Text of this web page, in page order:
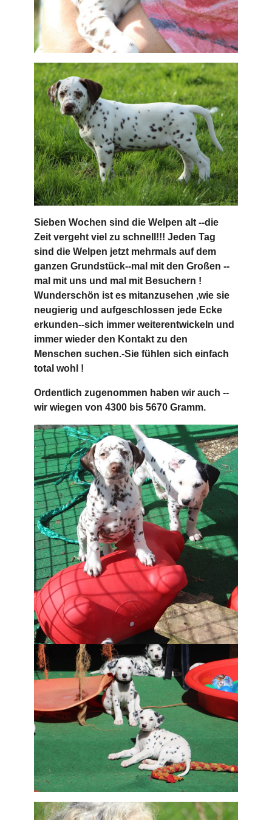
Sieben Wochen sind die Welpen alt --die
Zeit vergeht viel zu schnell!!! Jeden Tag
sind die Welpen jetzt mehrmals auf dem
ganzen Grundstück--mal mit den Großen --
mal mit uns und mal mit Besuchern !
Wunderschön ist es mitanzusehen ,wie sie
neugierig und aufgeschlossen jede Ecke
erkunden--sich immer weiterentwickeln und
immer wieder den Kontakt zu den
Menschen suchen.-Sie fühlen sich einfach
total wohl !
Ordentlich zugenommen haben wir auch --
wir wiegen von 4300 bis 5670 Gramm.